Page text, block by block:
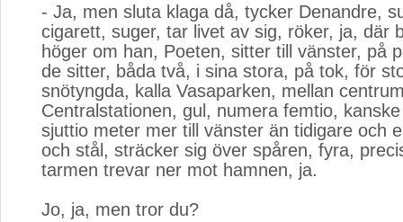
- Ja, men sluta klaga då, tycker Denandre,
cigarett, suger, tar livet av sig, röker, ja, där
höger om han, Poeten, sitter till vänster, på
de sitter, båda två, i sina stora, på tok, för
snötyngda, kalla Vasaparken, mellan
Centralstationen, gul, numera femtio,
sjuttio meter mer till vänster än tidigare och
och stål, sträcker sig över spåren, fyra,
tarmen trevar ner mot hamnen, ja.
Jo, ja, men tror du?